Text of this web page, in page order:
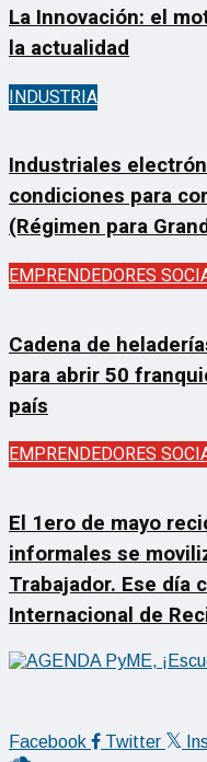
La Innovación: el
la actualidad
INDUSTRIA
Industriales
condiciones para
(Régimen para
EMPRENDEDORES
Cadena de
para abrir 50
país
EMPRENDEDORES
El 1ero de mayo
informales se
Trabajador. Ese día
Internacional de
Facebook Twitter